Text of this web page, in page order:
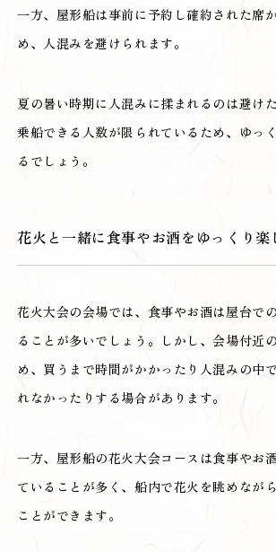
一方、屋形船は事前に予約し確約された席
め、人混みを避けられます。
夏の暑い時期に人混みに揉まれるのは避け
乗船できる人数が限られているため、ゆっ
るでしょう。
花火と一緒に食事やお酒をゆっくり楽
花火大会の会場では、食事やお酒は屋台で
ることが多いでしょう。しかし、会場付近
め、買うまで時間がかかったり人混みの中
れなかったりする場合があります。
一方、屋形船の花火大会コースは食事やお
ていることが多く、船内で花火を眺めなが
ことができます。